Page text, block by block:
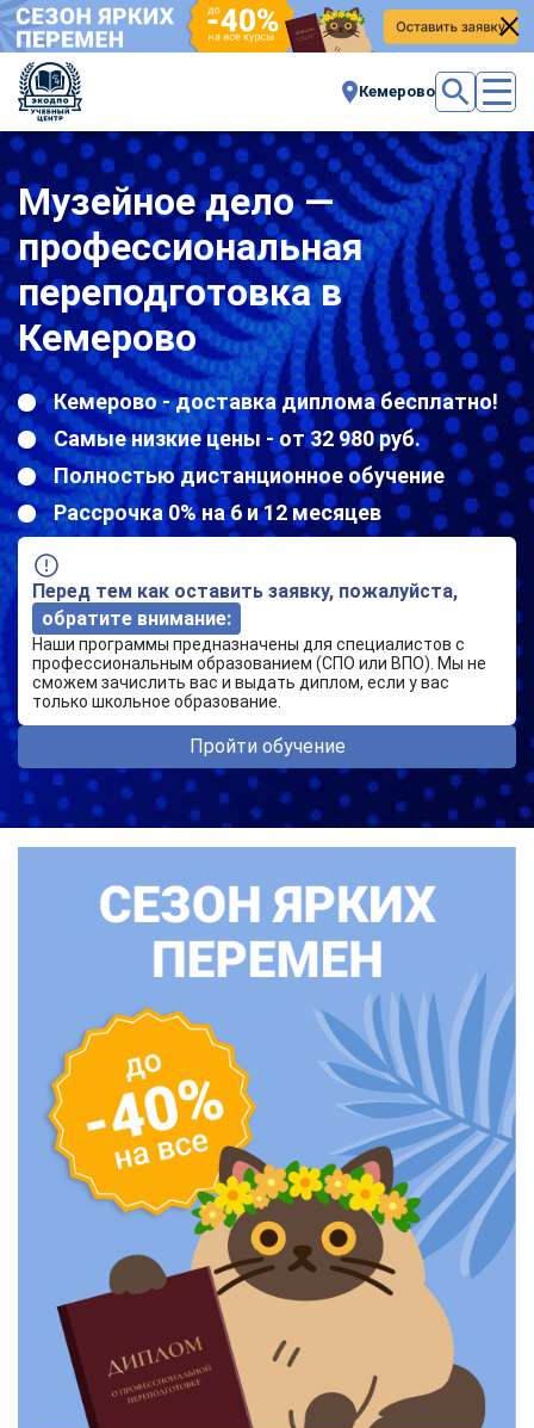
Кемерово
Музейное дело —
профессиональная
переподготовка в
Кемерово
Кемерово - доставка диплома бесплатно!
Самые низкие цены - от 32 980 руб.
Полностью дистанционное обучение
Рассрочка 0% на 6 и 12 месяцев
Перед тем как оставить заявку, пожалуйста,
обратите внимание:
Наши программы предназначены для специалистов с
профессиональным образованием (СПО или ВПО). Мы не
сможем зачислить вас и выдать диплом, если у вас
только школьное образование.
Пройти обучение